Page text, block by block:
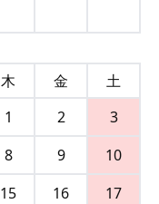
木 金
土
1
2
3
8 9
10
15 16
17